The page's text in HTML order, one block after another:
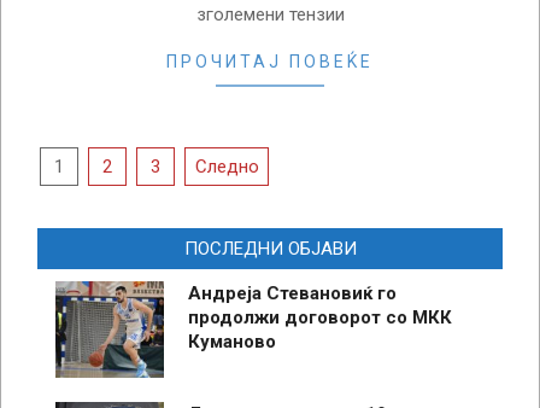
зголемени тензии
ПРОЧИТАЈ ПОВЕЌЕ
Posts
1 2 3 Следно
ПОСЛЕДНИ ОБЈАВИ
Андреја Стевановиќ го
продолжи договорот со МКК
Куманово